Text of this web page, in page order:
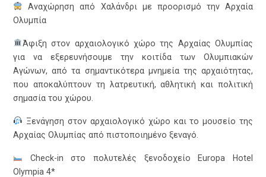
Αναχώρηση από Χαλάνδρι με προορισμό την Αρχαία
Ολυμπία
Άφιξη στον αρχαιολογικό χώρο της Αρχαίας Ολυμπίας
για να εξερευνήσουμε την κοιτίδα των Ολυμπιακών
Αγώνων, από τα σημαντικότερα μνημεία της αρχαιότητας,
που αποκαλύπτουν τη λατρευτική, αθλητική και πολιτική
σημασία του χώρου.
Ξενάγηση στον αρχαιολογικό χώρο και το μουσείο της
Αρχαίας Ολυμπίας από πιστοποιημένο ξεναγό.
Check-in στο πολυτελές ξενοδοχείο Europa Hotel
Olympia 4*